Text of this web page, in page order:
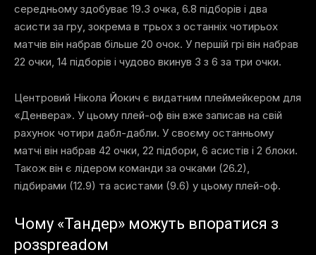
середньому здобуває 19.3 очка, 6.8 підборів і два
асисти за гру, зокрема в трьох з останніх чотирьох
матчів він набрав більше 20 очок. У першій грі він набрав
22 очки, 14 підборів і чудово вкинув 3 з 6 за три очки.
Центровий Нікола Йокич є видатним плеймейкером для
«Денвера». У цьому плей-оф він вже записав на свій
рахунок чотири дабл-дабли. У своєму останньому
матчі він набрав 42 очки, 22 підбори, 6 асистів і 2 блоки.
Також він є лідером команди за очками (26.2),
підбирами (12.9) та асистами (9.6) у цьому плей-оф.
Чому «Тандер» можуть впоратися з
розspreadом